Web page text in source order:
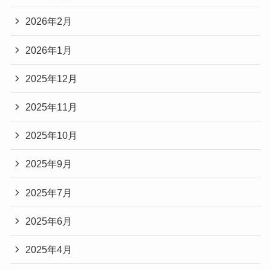
2026年2月
2026年1月
2025年12月
2025年11月
2025年10月
2025年9月
2025年7月
2025年6月
2025年4月